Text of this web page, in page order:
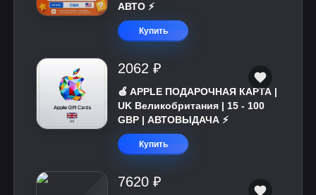
АВТО ⚡
Купить
2062 ₽
🍎 APPLE ПОДАРОЧНАЯ КАРТА |
UK Великобритания | 15 - 100
GBP | АВТОВЫДАЧА ⚡️
Купить
7620 ₽